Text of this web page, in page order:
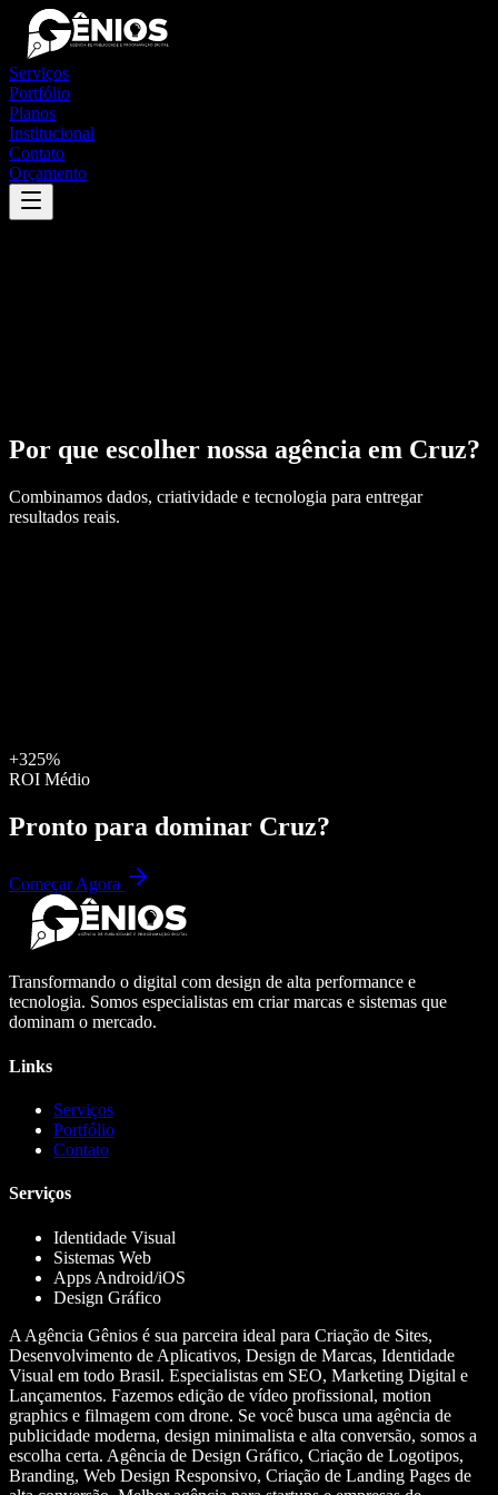
Serviços
Portfólio
Planos
Institucional
Contato
Orçamento
Por que escolher nossa agência em Cruz?
Combinamos dados, criatividade e tecnologia para entregar
resultados reais.
+325%
ROI Médio
Pronto para dominar Cruz?
Começar Agora
Transformando o digital com design de alta performance e
tecnologia. Somos especialistas em criar marcas e sistemas que
dominam o mercado.
Links
Serviços
Portfólio
Contato
Serviços
Identidade Visual
Sistemas Web
Apps Android/iOS
Design Gráfico
A Agência Gênios é sua parceira ideal para Criação de Sites,
Desenvolvimento de Aplicativos, Design de Marcas, Identidade
Visual em todo Brasil. Especialistas em SEO, Marketing Digital e
Lançamentos. Fazemos edição de vídeo profissional, motion
graphics e filmagem com drone. Se você busca uma agência de
publicidade moderna, design minimalista e alta conversão, somos a
escolha certa. Agência de Design Gráfico, Criação de Logotipos,
Branding, Web Design Responsivo, Criação de Landing Pages de